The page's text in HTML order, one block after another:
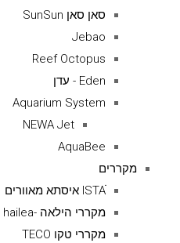
סאן סאן SunSun
Jebao
Reef Octopus
Eden - עדן
Aquarium System
NEWA Jet
AquaBee
מקררים
ISTAׁׂ איסתא מאוורים
מקררי הילאה -hailea
מקררי טקו TECO